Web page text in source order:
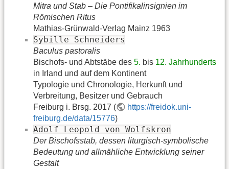
Mitra und Stab – Die Pontifikalinsignien im
Römischen Ritus
Mathias-Grünwald-Verlag Mainz 1963
Sybille Schneiders
Baculus pastoralis
Bischofs- und Abtstäbe des 5. bis 12. Jahrhunderts
in Irland und auf dem Kontinent
Typologie und Chronologie, Herkunft und
Verbreitung, Besitzer und Gebrauch
Freiburg i. Brsg. 2017 (
https://freidok.uni-
freiburg.de/data/15776)
Adolf Leopold von Wolfskron
Der Bischofsstab, dessen liturgisch-symbolische
Bedeutung und allmähliche Entwicklung seiner
Gestalt